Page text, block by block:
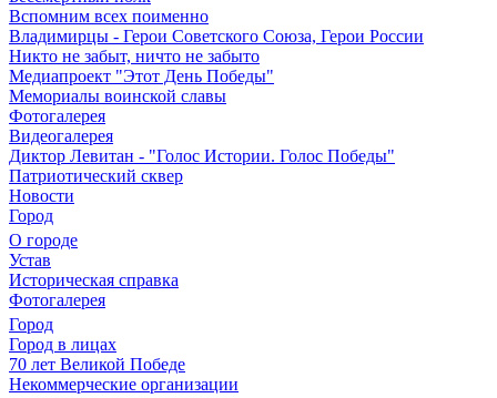
Вспомним всех поименно
Владимирцы - Герои Советского Союза, Герои России
Никто не забыт, ничто не забыто
Медиапроект "Этот День Победы"
Мемориалы воинской славы
Фотогалерея
Видеогалерея
Диктор Левитан - "Голос Истории. Голос Победы"
Патриотический сквер
Новости
Город
О городе
Устав
Историческая справка
Фотогалерея
Город
Город в лицах
70 лет Великой Победе
Некоммерческие организации